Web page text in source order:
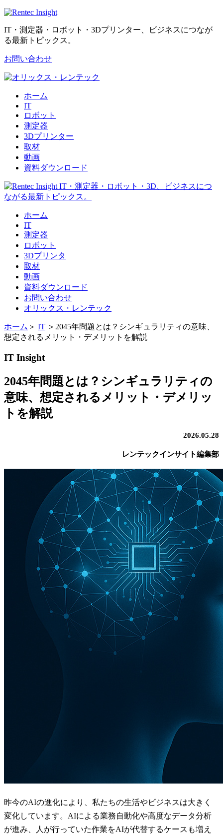
IT・測定器・ロボット・3Dプリンター、ビジネスにつなが
る最新トピックス。
お問い合わせ
ホーム
IT
ロボット
測定器
3Dプリンター
取材
動画
資料ダウンロード
ホーム
IT
測定器
ロボット
3Dプリンタ
取材
動画
資料ダウンロード
お問い合わせ
オリックス・レンテック
ホーム ＞ IT ＞ 2045年問題とは？シンギュラリティの意味、
想定されるメリット・デメリットを解説
IT Insight
2045年問題とは？シンギュラリティの
意味、想定されるメリット・デメリッ
トを解説
2026.05.28
レンテックインサイト編集部
昨今のAIの進化により、私たちの生活やビジネスは大きく
変化しています。AIによる業務自動化や高度なデータ分析
が進み、人が行っていた作業をAIが代替するケースも増え